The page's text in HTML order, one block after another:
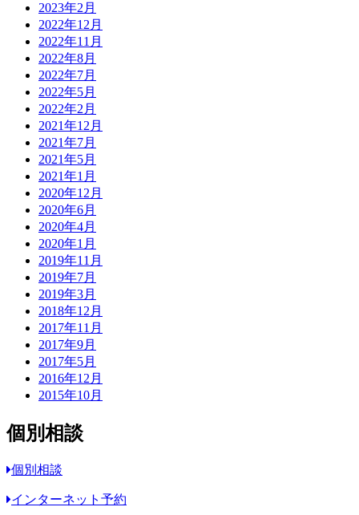
2023年2月
2022年12月
2022年11月
2022年8月
2022年7月
2022年5月
2022年2月
2021年12月
2021年7月
2021年5月
2021年1月
2020年12月
2020年6月
2020年4月
2020年1月
2019年11月
2019年7月
2019年3月
2018年12月
2017年11月
2017年9月
2017年5月
2016年12月
2015年10月
個別相談
個別相談
インターネット予約